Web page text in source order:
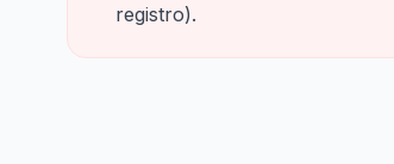
registro).